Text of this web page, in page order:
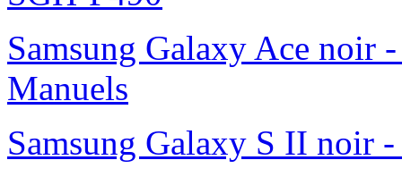
Samsung Galaxy Ace noir
Manuels
Samsung Galaxy S II noir